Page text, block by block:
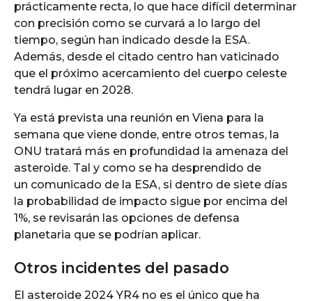
prácticamente recta, lo que hace difícil determinar
con precisión como se curvará a lo largo del
tiempo, según han indicado desde la ESA.
Además, desde el citado centro han vaticinado
que el próximo acercamiento del cuerpo celeste
tendrá lugar en 2028.
Ya está prevista una reunión en Viena para la
semana que viene donde, entre otros temas, la
ONU tratará más en profundidad la amenaza del
asteroide. Tal y como se ha desprendido de
un comunicado de la ESA, si dentro de siete días
la probabilidad de impacto sigue por encima del
1%, se revisarán las opciones de defensa
planetaria que se podrían aplicar.
Otros incidentes del pasado
El asteroide 2024 YR4 no es el único que ha